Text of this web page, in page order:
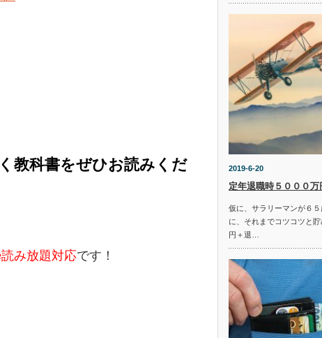
教科書をぜひお読みくだ
み放題対応です！
2019-6-20
定年退職時５０００
仮に、サラリーマンが６
に、それまでコツコツと
円＋退…